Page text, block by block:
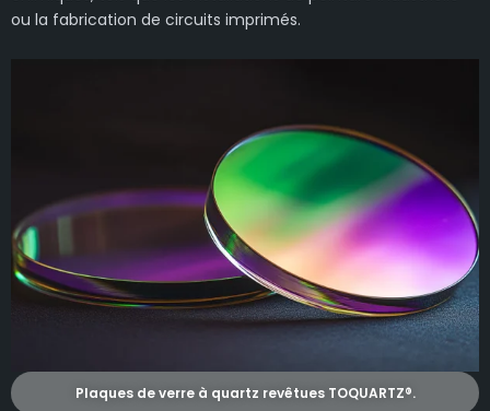
ou la fabrication de circuits imprimés.
Plaques de verre à quartz revêtues TOQUARTZ®.